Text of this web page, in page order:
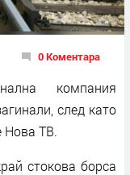
0 Коментара
компания
след като
Нова ТВ.
стокова борса